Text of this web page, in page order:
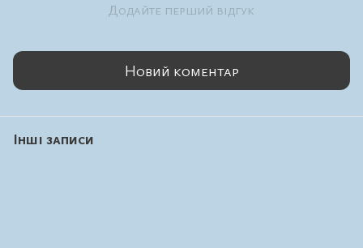
Додайте перший відгук
Новий коментар
Інші записи